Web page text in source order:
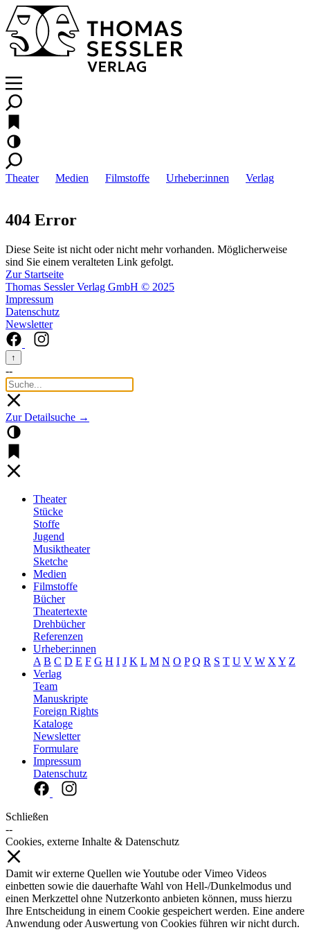
Theater Medien Filmstoffe Urheber:innen Verlag
404 Error
Diese Seite ist nicht oder nicht mehr vorhanden. Möglicherweise
sind Sie einem veralteten Link gefolgt.
Zur Startseite
Thomas Sessler Verlag GmbH © 2025
Impressum
Datenschutz
Newsletter
↑
--
Zur Detailsuche →
Theater
Stücke
Stoffe
Jugend
Musiktheater
Sketche
Medien
Filmstoffe
Bücher
Theatertexte
Drehbücher
Referenzen
Urheber:innen
A B C D E F G H I J K L M N O P Q R S T U V W X Y Z
Verlag
Team
Manuskripte
Foreign Rights
Kataloge
Newsletter
Formulare
Impressum
Datenschutz
Schließen
--
Cookies, externe Inhalte & Datenschutz
Damit wir externe Quellen wie Youtube oder Vimeo Videos
einbetten sowie die dauerhafte Wahl von Hell-/Dunkelmodus und
einen Merkzettel ohne Nutzerkonto anbieten können, muss hierzu
Ihre Entscheidung in einem Cookie gespeichert werden. Eine andere
Anwendung oder Auswertung von Cookies führen wir nicht durch.